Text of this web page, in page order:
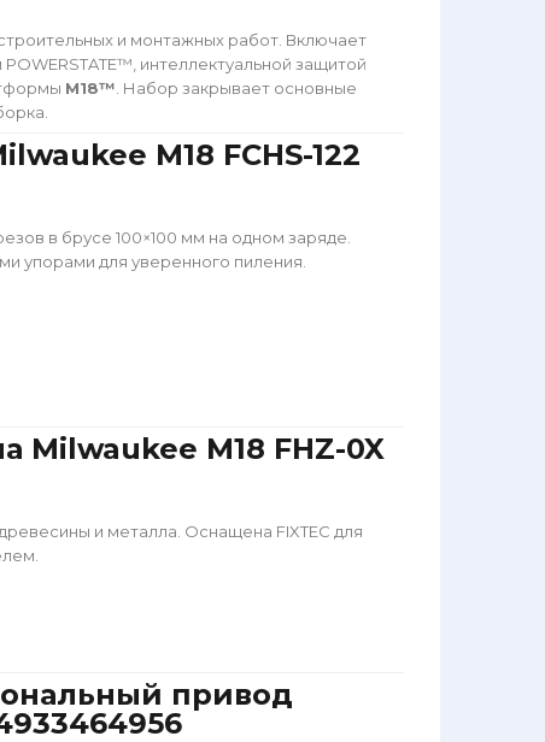
и монтажных работ. Включает
интеллектуальной защитой
M18™ . Набор закрывает основные
M18 FCHS-122
в брусе 100×100 мм на одном заряде.
упорами для уверенного пиления.
Milwaukee M18 FHZ-0X
и металла. Оснащена FIXTEC для
привод